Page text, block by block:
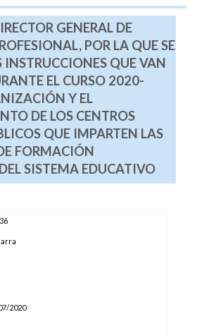
GENERAL DE
POR LA QUE SE
INSTRUCCIONES QUE VAN
EL CURSO 2020-
Y EL
DE LOS CENTROS
QUE IMPARTEN LAS
FORMACIÓN
SISTEMA EDUCATIVO
2020